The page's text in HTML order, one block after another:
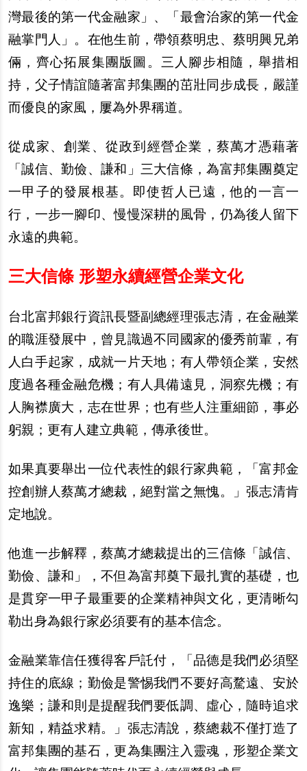
灣最後的第一代金融家」、「最會治家的第一代金
融掌門人」。在他生前，帶領蔡明忠、蔡明興兄弟
倆，齊心拓展集團版圖。三人腳步相隨，舉措相
持，父子情誼隨著富邦集團的茁壯同步成長，嚴謹
而優良的家風，屢為外界稱道。
從成家、創業、從政到經營企業，蔡萬才憑藉著
「誠信、勤儉、謙和」三大信條，為富邦集團奠定
一甲子的發展根基。即使哲人已遠，他的一言一
行，一步一腳印、慢慢深耕的風骨，仍為後人留下
永遠的典範。
三大信條 形塑永續經營企業文化
台北富邦銀行資訊長暨副總經理張志清，在金融業
的職涯發展中，曾見識過不同國家的優秀前輩，有
人白手起家，成就一片天地；有人帶領企業，安然
度過各種金融危機；有人具備遠見，洞察先機；有
人胸襟廣大，志在世界；也有些人注重細節，事必
躬親；更有人建立典範，傳承後世。
如果真要舉出一位代表性的銀行家典範，「富邦金
控創辦人蔡萬才總裁，絕對當之無愧。」張志清肯
定地說。
他進一步解釋，蔡萬才總裁提出的三信條「誠信、
勤儉、謙和」，不但為富邦奠下最扎實的基礎，也
是貫穿一甲子最重要的企業精神與文化，更清晰勾
勒出身為銀行家必須要有的基本信念。
金融業靠信任獲得客戶託付，「品德是我們必須堅
持住的底線；勤儉是警惕我們不要好高騖遠、安於
逸樂；謙和則是提醒我們要低調、虛心，隨時追求
新知，精益求精。」張志清說，蔡總裁不僅打造了
富邦集團的基石，更為集團注入靈魂，形塑企業文